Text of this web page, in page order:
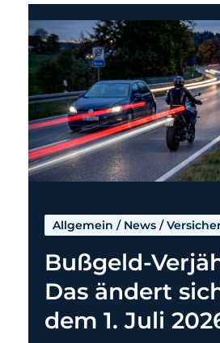
Allgemein / News /
Bußgeld-
Das ändert
dem 1. Juli